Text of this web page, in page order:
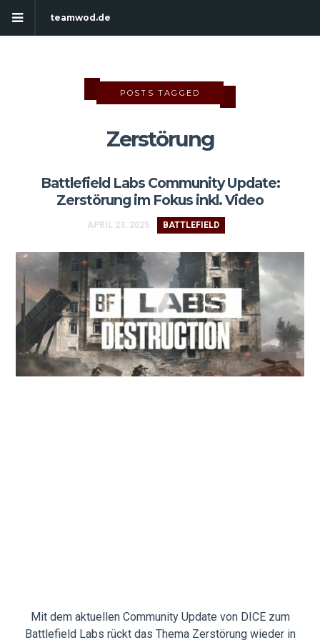
teamwod.de
POSTS TAGGED
Zerstörung
Battlefield Labs Community Update:
Zerstörung im Fokus inkl. Video
APRIL 23, 2025 BATTLEFIELD
Mit dem aktuellen Community Update von DICE zum
Battlefield Labs rückt das Thema Zerstörung wieder in